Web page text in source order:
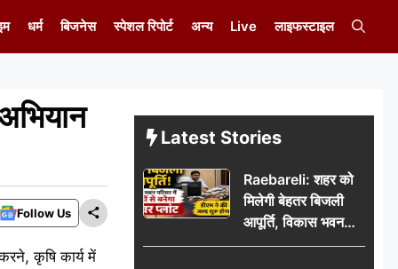
धर्म बिजनेस स्पेशल रिपोर्ट अन्य Live लाइफस्टाइल
Follow Us
कृषि कार्य में
Latest Stories
Raebareli: शहर को
मिलेगी बेहतर बिजली
आपूर्ति, विकास भवन
परिसर में करोड़ों से